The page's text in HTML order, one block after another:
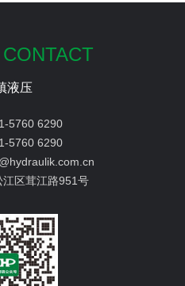
液压
5760 6290
5760 6290
江区茸江路951号